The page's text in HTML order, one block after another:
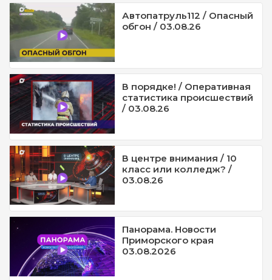
Автопатруль112 / Опасный
обгон / 03.08.26
В порядке! / Оперативная
статистика происшествий
/ 03.08.26
В центре внимания / 10
класс или колледж? /
03.08.26
Панорама. Новости
Приморского края
03.08.2026